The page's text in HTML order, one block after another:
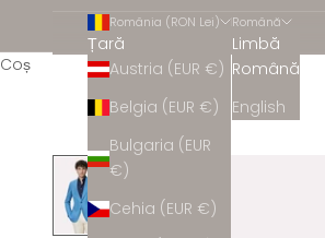
România (RON Lei)
Țară
Austria (EUR €)
Belgia (EUR €)
Bulgaria (EUR
€)
Cehia (EUR €)
Română
Limbă
Română
English
Coș